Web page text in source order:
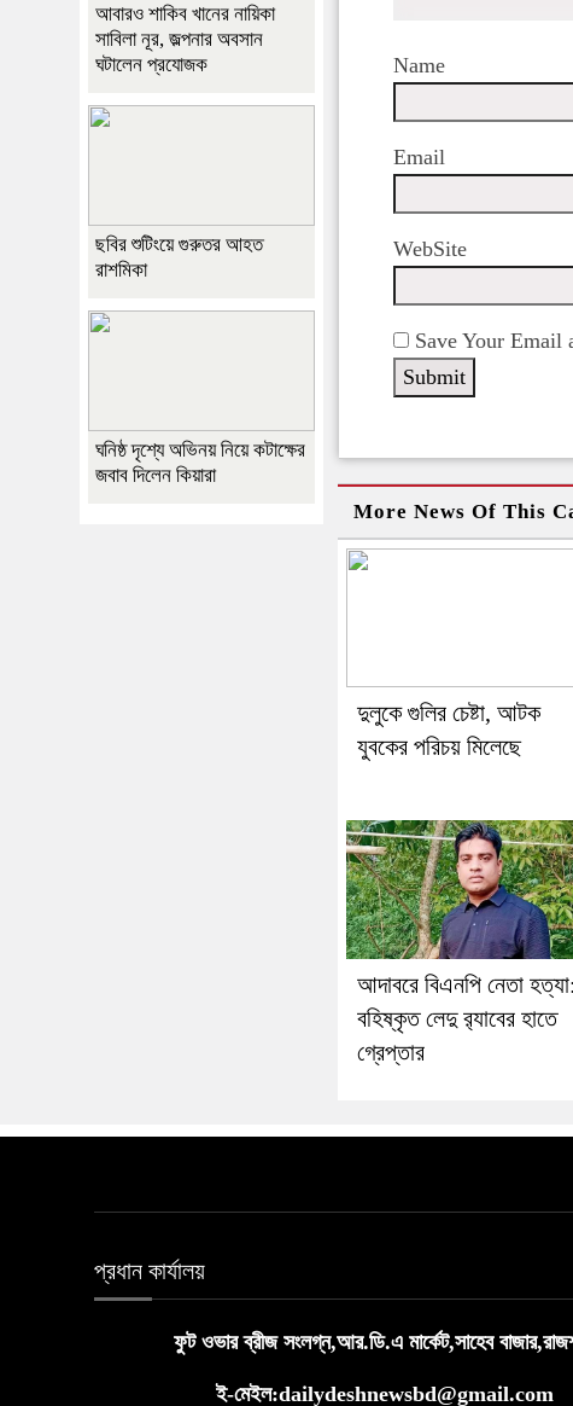
Name
Email
WebSite
Save Your Email
More News Of This
দুলুকে গুলির চেষ্টা, আটক
যুবকের পরিচয় মিলেছে
আদাবরে বিএনপি নেতা হত্যা:
বহিষ্কৃত লেদু র‍্যাবের হাতে
গ্রেপ্তার
আবারও শাকিব খানের নায়িকা
সাবিলা নূর, জল্পনার অবসান
ঘটালেন প্রযোজক
ছবির শুটিংয়ে গুরুতর আহত
রাশমিকা
ঘনিষ্ঠ দৃশ্যে অভিনয় নিয়ে কটাক্ষের
জবাব দিলেন কিয়ারা
প্রধান কার্যালয়
ফুট ওভার ব্রীজ সংলগ্ন,আর.ডি.এ মার্কেট,সাহেব
ই-মেইল:dailydeshnewsbd@gmail.com